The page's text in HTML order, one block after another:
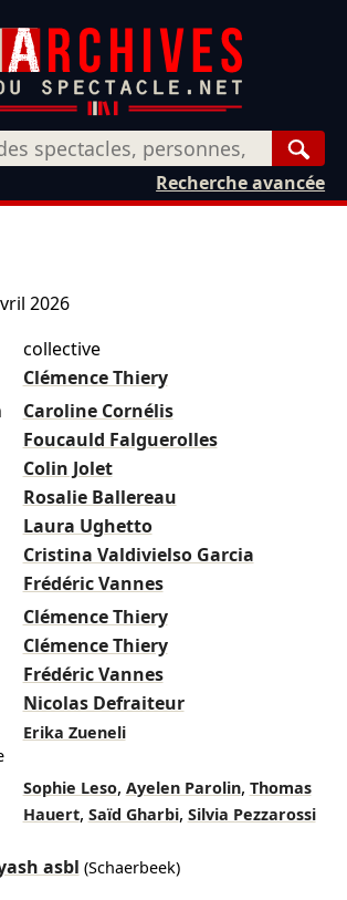
Recherche avancée
2026
collective
Clémence Thiery
Caroline Cornélis
Foucauld Falguerolles
Colin Jolet
Rosalie Ballereau
Laura Ughetto
Cristina Valdivielso Garcia
Frédéric Vannes
Clémence Thiery
Clémence Thiery
Frédéric Vannes
Nicolas Defraiteur
Erika Zueneli
Sophie Leso, Ayelen Parolin, Thomas
Hauert, Saïd Gharbi, Silvia Pezzarossi
asbl (Schaerbeek)